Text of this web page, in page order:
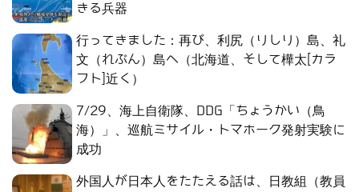
きる兵器
行ってきました：再び、利尻（りしり）島、礼
文（れぶん）島へ（北海道、そして樺太[カラ
フト]近く）
7/29、海上自衛隊、DDG「ちょうかい（鳥
海）」、巡航ミサイル・トマホーク発射実験に
成功
外国人が日本人をたたえる話は、日教組（教員